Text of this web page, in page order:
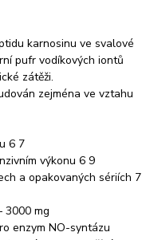
karnosinu ve svalové
pufr vodíkových iontů
zátěži.
zejména ve vztahu
6 7
výkonu 6 9
a opakovaných sériích 7
mg
enzym NO-syntázu